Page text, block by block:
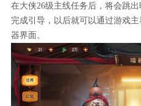
在大侠26级主线任务后，将会跳出
完成引导，以后就可以通过游戏
器界面。